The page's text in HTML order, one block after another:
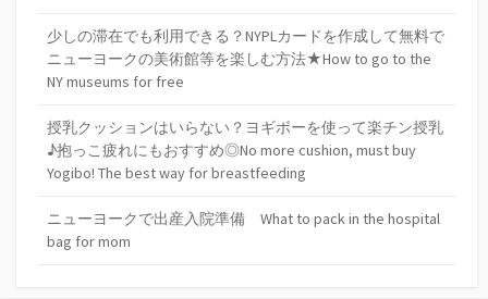
少しの滞在でも利用できる？NYPLカードを作成して無料で
ニューヨークの美術館等を楽しむ方法★How to go to the
NY museums for free
授乳クッションはいらない？ヨギボーを使って楽チン授乳
♪抱っこ疲れにもおすすめ◎No more cushion, must buy
Yogibo! The best way for breastfeeding
ニューヨークで出産入院準備 What to pack in the hospital
bag for mom